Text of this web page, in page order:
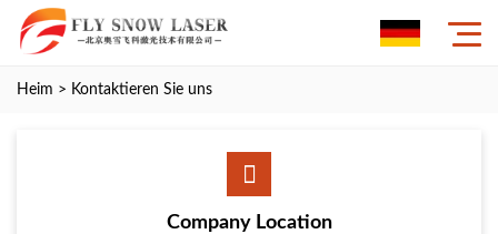
Heim > Kontaktieren Sie uns
Company Location